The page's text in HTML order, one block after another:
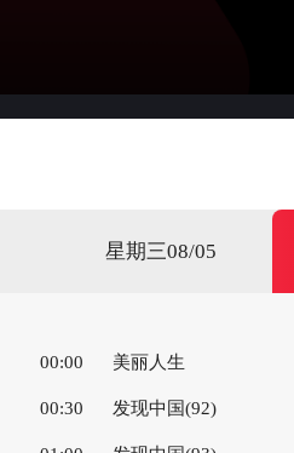
星期三08/05
00:00 美丽人生
00:30 发现中国(92)